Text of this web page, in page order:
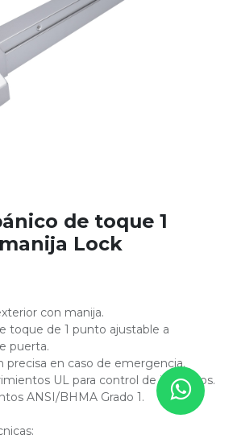
de toque 1
Lock
con manija.
toque de 1 punto ajustable a
puerta.
precisa en caso de emergencia.
UL para control de incendios.
ANSI/BHMA Grado 1.